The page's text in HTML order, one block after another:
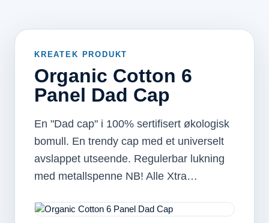
KREATEK PRODUKT
Organic Cotton 6
Panel Dad Cap
En "Dad cap" i 100% sertifisert økologisk
bomull. En trendy cap med et universelt
avslappet utseende. Regulerbar lukning
med metallspenne NB! Alle Xtra…